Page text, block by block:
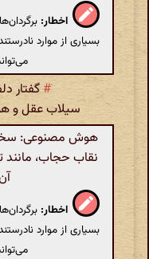
اخطار:
بسیاری از موارد
# گفتار
سیلاب عقل و
هوش مصنوعی:
نقاب حجاب، مانند
اخطار:
بسیاری از موارد